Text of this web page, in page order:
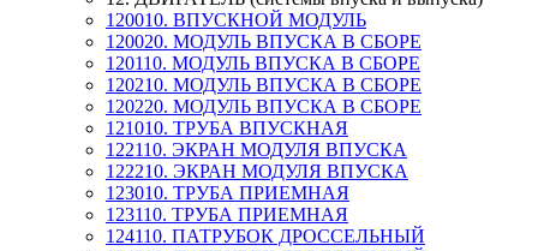
120010. ВПУСКНОЙ МОДУЛЬ
120020. МОДУЛЬ ВПУСКА В СБОРЕ
120110. МОДУЛЬ ВПУСКА В СБОРЕ
120210. МОДУЛЬ ВПУСКА В СБОРЕ
120220. МОДУЛЬ ВПУСКА В СБОРЕ
121010. ТРУБА ВПУСКНАЯ
122110. ЭКРАН МОДУЛЯ ВПУСКА
122210. ЭКРАН МОДУЛЯ ВПУСКА
123010. ТРУБА ПРИЕМНАЯ
123110. ТРУБА ПРИЕМНАЯ
124110. ПАТРУБОК ДРОССЕЛЬНЫЙ